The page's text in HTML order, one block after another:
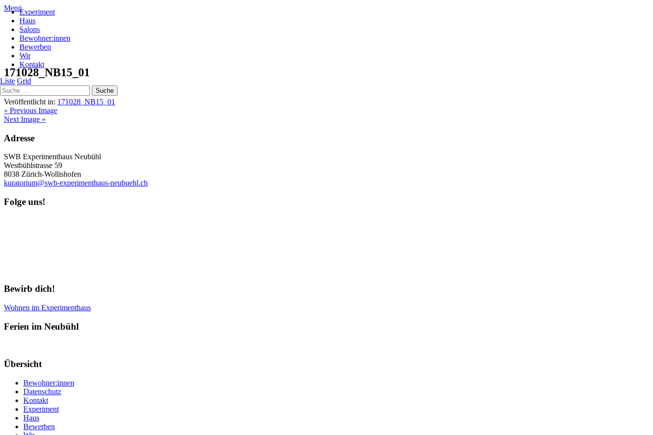
MenüExperiment
Haus
Salons
Bewohner:innen
Bewerben
Wir
Kontakt
Liste Grid
1100 × 825
171028_NB15_01
Veröffentlicht in: 171028_NB15_01
« Previous Image
Next Image »
Adresse
SWB Experimenthaus Neubühl
Westbühlstrasse 59
8038 Zürich-Wollishofen
kuratorium@swb-experimenthaus-neubuehl.ch
Folge uns!
Bewirb dich!
Wohnen im Experimenthaus
Ferien im Neubühl
Übersicht
Bewohner:innen
Datenschutz
Kontakt
Experiment
Haus
Bewerben